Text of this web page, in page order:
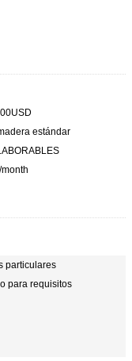
estándar
particulares
para requisitos